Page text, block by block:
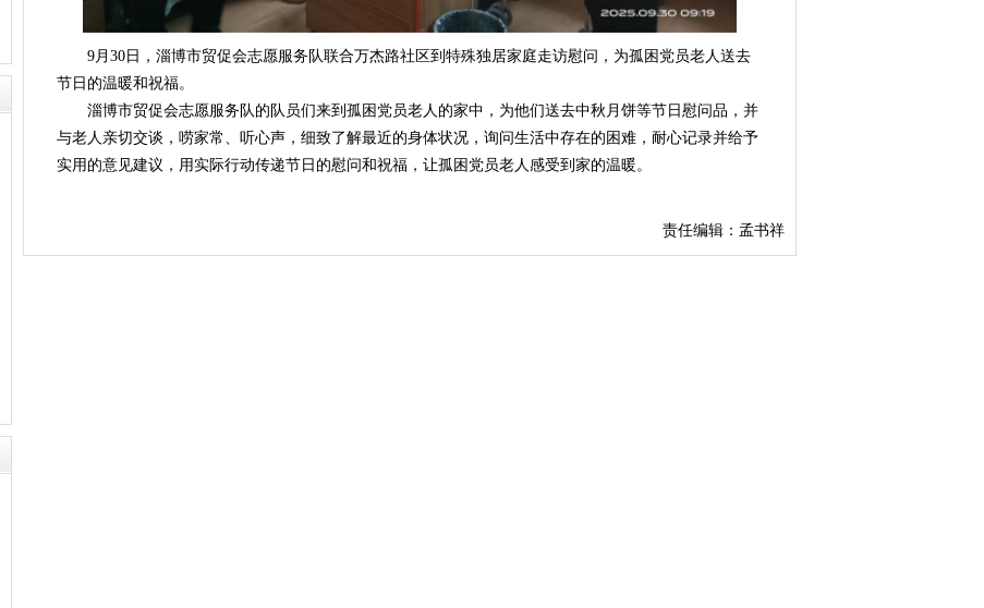
9月30日，淄博市贸促会志愿服务队联合万杰路社区到特殊独居家庭走访慰问，为孤困党员老人送去
节日的温暖和祝福。
淄博市贸促会志愿服务队的队员们来到孤困党员老人的家中，为他们送去中秋月饼等节日慰问品，并
与老人亲切交谈，唠家常、听心声，细致了解最近的身体状况，询问生活中存在的困难，耐心记录并给予
实用的意见建议，用实际行动传递节日的慰问和祝福，让孤困党员老人感受到家的温暖。
责任编辑：孟书祥